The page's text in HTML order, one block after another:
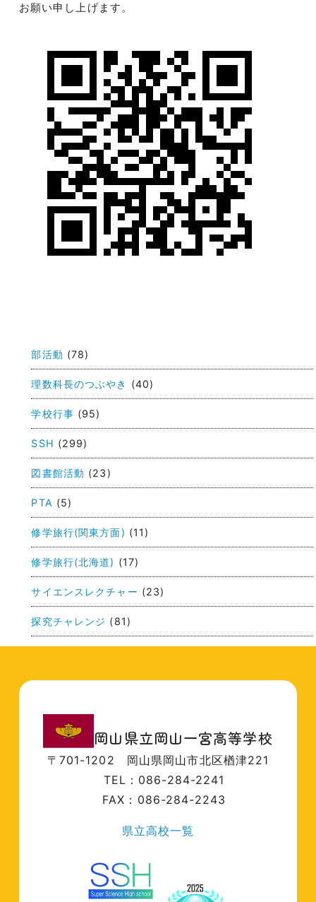
お願い申し上げます。
ナ
ビ
ゲ
ー
シ
ョ
ン
部活動 (78)
理数科長のつぶやき (40)
学校行事 (95)
SSH (299)
図書館活動 (23)
PTA (5)
修学旅行(関東方面) (11)
修学旅行(北海道) (17)
サイエンスレクチャー (23)
探究チャレンジ (81)
岡山県立岡山一宮高等学校
〒701-1202 岡山県岡山市北区楢津221
TEL：086-284-2241
FAX：086-284-2243
県立高校一覧